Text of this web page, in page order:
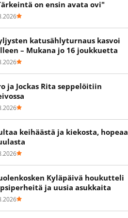
on ensin avata ovi"
katusählyturnaus kasvoi
– Mukana jo 16 joukkuetta
ja Jockas Rita seppelöitiin
keihäästä ja kiekosta, hopeaa
Kyläpäivä houkutteli
ja uusia asukkaita